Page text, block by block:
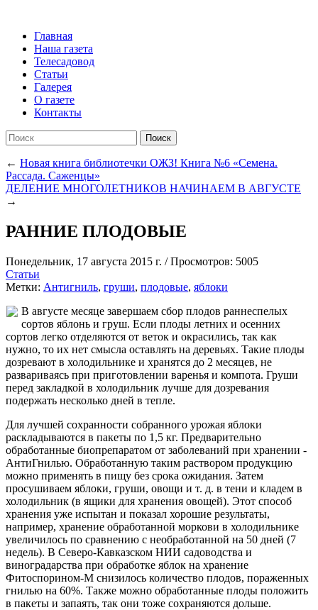
Главная
Наша газета
Телесадовод
Статьи
Галерея
О газете
Контакты
Поиск
← Новая книга библиотечки ОЖЗ! Книга №6 «Семена.
Рассада. Саженцы»
ДЕЛЕНИЕ МНОГОЛЕТНИКОВ НАЧИНАЕМ В АВГУСТЕ
→
РАННИЕ ПЛОДОВЫЕ
Понедельник, 17 августа 2015 г. /Просмотров: 5005
Статьи
Метки: Антигниль, груши, плодовые, яблоки
В августе месяце завершаем сбор плодов раннеспелых
сортов яблонь и груш. Если плоды летних и осенних
сортов легко отделяются от веток и окрасились, так как
нужно, то их нет смысла оставлять на деревьях. Такие плоды
дозревают в холодильнике и хранятся до 2 месяцев, не
развариваясь при приготовлении варенья и компота. Груши
перед закладкой в холодильник лучше для дозревания
подержать несколько дней в тепле.
Для лучшей сохранности собранного урожая яблоки
раскладываются в пакеты по 1,5 кг. Предварительно
обработанные биопрепаратом от заболеваний при хранении -
АнтиГнилью. Обработанную таким раствором продукцию
можно применять в пищу без срока ожидания. Затем
просушиваем яблоки, груши, овощи и т. д. в тени и кладем в
холодильник (в ящики для хранения овощей). Этот способ
хранения уже испытан и показал хорошие результаты,
например, хранение обработанной моркови в холодильнике
увеличилось по сравнению с необработанной на 50 дней (7
недель). В Северо-Кавказском НИИ садоводства и
виноградарства при обработке яблок на хранение
Фитоспорином-М снизилось количество плодов, пораженных
гнилью на 60%. Также можно обработанные плоды положить
в пакеты и запаять, так они тоже сохраняются дольше.